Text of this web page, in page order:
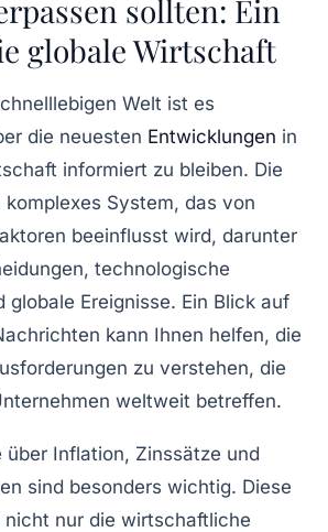
sollten: Ein
globale Wirtschaft
Welt ist es
die neuesten Entwicklungen in
informiert zu bleiben. Die
System, das von
beeinflusst wird, darunter
technologische
globale Ereignisse. Ein Blick auf
kann Ihnen helfen, die
zu verstehen, die
weltweit betreffen.
über Inflation, Zinssätze und
sind besonders wichtig. Diese
nicht nur die wirtschaftliche